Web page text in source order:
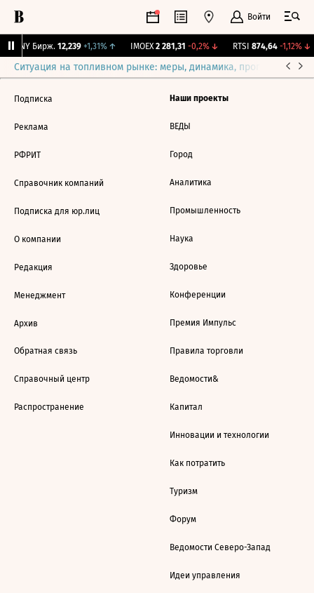
Войти
CNY Бирж. 12,239 +1,31%↑ IMOEX 2 281,31 -0,2%↓ RTSI 874,64 -1,12%↓
Ситуация на топливном рынке: меры, динамика, прогнозы
Подписка
Реклама
РФРИТ
Справочник компаний
Подписка для юр.лиц
О компании
Редакция
Менеджмент
Архив
Обратная связь
Справочный центр
Распространение
Наши проекты
ВЕДЫ
Город
Аналитика
Промышленность
Наука
Здоровье
Конференции
Премия Импульс
Правила торговли
Ведомости&
Капитал
Инновации и технологии
Как потратить
Туризм
Форум
Ведомости Северо-Запад
Идеи управления